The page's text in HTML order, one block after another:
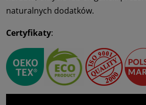
naturalnych dodatków.
Certyfikaty: